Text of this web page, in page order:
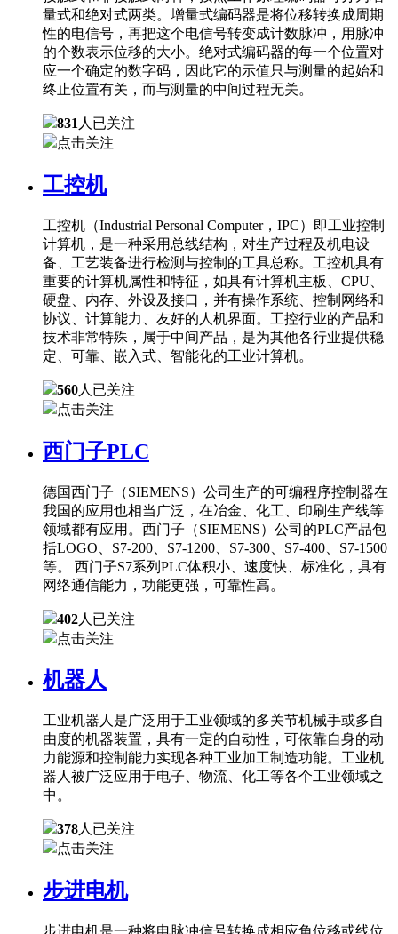
量式和绝对式两类。增量式编码器是将位移转换成周期
性的电信号，再把这个电信号转变成计数脉冲，用脉冲
的个数表示位移的大小。绝对式编码器的每一个位置对
应一个确定的数字码，因此它的示值只与测量的起始和
终止位置有关，而与测量的中间过程无关。
831 人已关注
点击关注
工控机
工控机（Industrial Personal Computer，IPC）即工业控制
计算机，是一种采用总线结构，对生产过程及机电设
备、工艺装备进行检测与控制的工具总称。工控机具有
重要的计算机属性和特征，如具有计算机主板、CPU、
硬盘、内存、外设及接口，并有操作系统、控制网络和
协议、计算能力、友好的人机界面。工控行业的产品和
技术非常特殊，属于中间产品，是为其他各行业提供稳
定、可靠、嵌入式、智能化的工业计算机。
560人已关注
点击关注
西门子PLC
德国西门子（SIEMENS）公司生产的可编程序控制器在
我国的应用也相当广泛，在冶金、化工、印刷生产线等
领域都有应用。西门子（SIEMENS）公司的PLC产品包
括LOGO、S7-200、S7-1200、S7-300、S7-400、S7-1500
等。 西门子S7系列PLC体积小、速度快、标准化，具有
网络通信能力，功能更强，可靠性高。
402人已关注
点击关注
机器人
工业机器人是广泛用于工业领域的多关节机械手或多自
由度的机器装置，具有一定的自动性，可依靠自身的动
力能源和控制能力实现各种工业加工制造功能。工业机
器人被广泛应用于电子、物流、化工等各个工业领域之
中。
378人已关注
点击关注
步进电机